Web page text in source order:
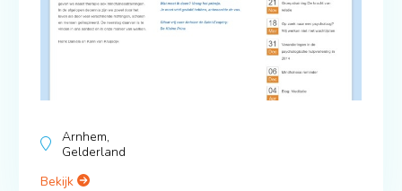
Arnhem,
Gelderland
Bekijk